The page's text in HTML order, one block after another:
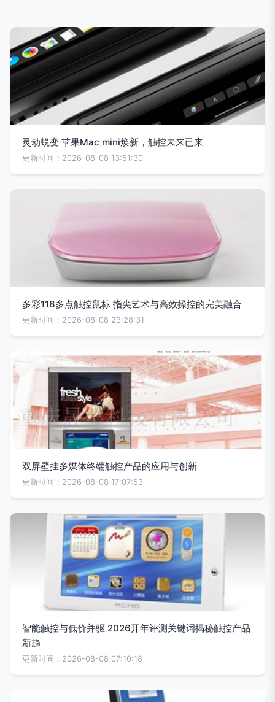
灵动蜕变 苹果Mac mini焕新，触控未来已来
更新时间：2026-08-08 13:51:30
多彩118多点触控鼠标 指尖艺术与高效操控的完美融合
更新时间：2026-08-08 23:28:31
双屏壁挂多媒体终端触控产品的应用与创新
更新时间：2026-08-08 17:07:53
智能触控与低价并驱 2026开年评测关键词揭秘触控产品
新趋
更新时间：2026-08-08 07:10:18